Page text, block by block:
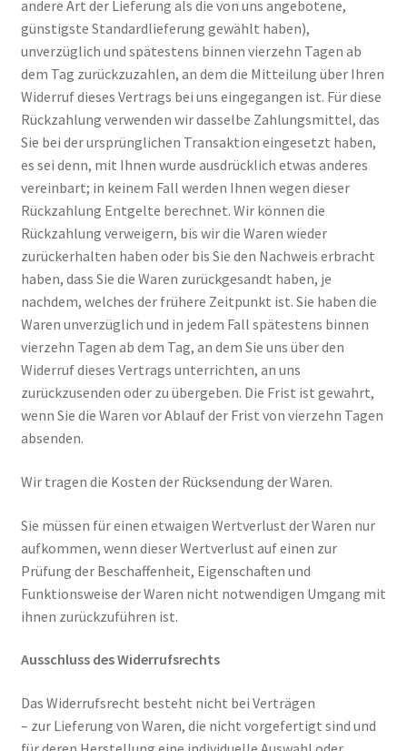
andere Art der Lieferung als die von uns angebotene,
günstigste Standardlieferung gewählt haben),
unverzüglich und spätestens binnen vierzehn Tagen ab
dem Tag zurückzuzahlen, an dem die Mitteilung über Ihren
Widerruf dieses Vertrags bei uns eingegangen ist. Für diese
Rückzahlung verwenden wir dasselbe Zahlungsmittel, das
Sie bei der ursprünglichen Transaktion eingesetzt haben,
es sei denn, mit Ihnen wurde ausdrücklich etwas anderes
vereinbart; in keinem Fall werden Ihnen wegen dieser
Rückzahlung Entgelte berechnet. Wir können die
Rückzahlung verweigern, bis wir die Waren wieder
zurückerhalten haben oder bis Sie den Nachweis erbracht
haben, dass Sie die Waren zurückgesandt haben, je
nachdem, welches der frühere Zeitpunkt ist. Sie haben die
Waren unverzüglich und in jedem Fall spätestens binnen
vierzehn Tagen ab dem Tag, an dem Sie uns über den
Widerruf dieses Vertrags unterrichten, an uns
zurückzusenden oder zu übergeben. Die Frist ist gewahrt,
wenn Sie die Waren vor Ablauf der Frist von vierzehn Tagen
absenden.
Wir tragen die Kosten der Rücksendung der Waren.
Sie müssen für einen etwaigen Wertverlust der Waren nur
aufkommen, wenn dieser Wertverlust auf einen zur
Prüfung der Beschaffenheit, Eigenschaften und
Funktionsweise der Waren nicht notwendigen Umgang mit
ihnen zurückzuführen ist.
Ausschluss des Widerrufsrechts
Das Widerrufsrecht besteht nicht bei Verträgen
– zur Lieferung von Waren, die nicht vorgefertigt sind und